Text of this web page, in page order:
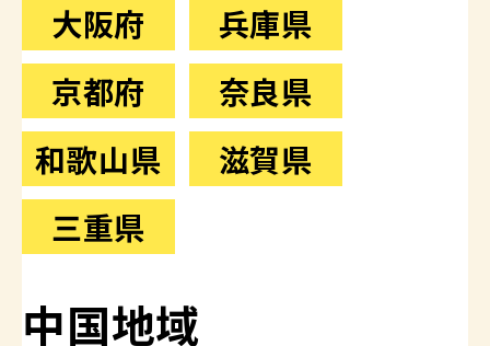
大阪府
兵庫県
京都府
奈良県
和歌山県
滋賀県
三重県
中国地域